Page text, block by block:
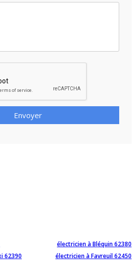
Envoyer
électricien à Bléquin 62380
62390
électricien à Favreuil 62450